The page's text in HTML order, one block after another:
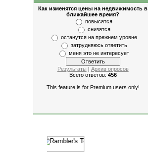
Как изменятся цены на недвижимость в
ближайшее время?
повысятся
снизятся
останутся на прежнем уровне
затрудняюсь ответить
меня это не интересует
Результаты | Архив опросов
Всего ответов: 456
This feature is for Premium users only!